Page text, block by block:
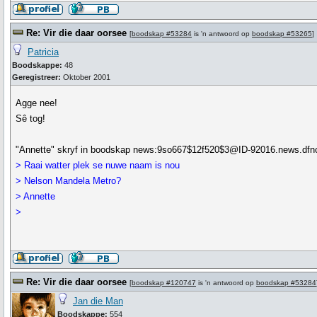
Re: Vir die daar oorsee [boodskap #53284 is 'n antwoord op boodskap #53265]
Patricia
Boodskappe: 48
Geregistreer: Oktober 2001
Agge nee!
Sê tog!
"Annette" skryf in boodskap news:9so667$12f520$3@ID-
> Raai watter plek se nuwe naam is nou
> Nelson Mandela Metro?
> Annette
>
Re: Vir die daar oorsee [boodskap #120747 is 'n antwoord op boodskap #53284]
Jan die Man
Boodskappe: 554